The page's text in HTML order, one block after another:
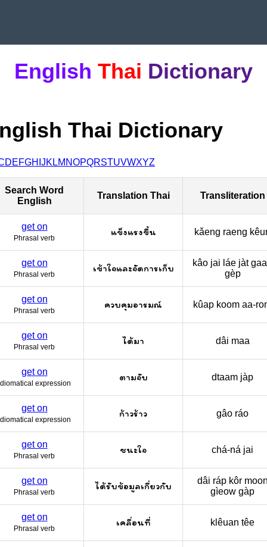
English Thai Dictionary
Thai Dictionary
DEFGH JK LM NOPQRSTUVWXYZ
Search Word
English
Translation Thai Transliteration
get on
Phrasal verb
แข็งแรงขึ้น kǎeng raeng
get on
Phrasal verb
เข้าใจและจัดการเก็บ
kâo jai láe jàt
gèp
get on
Phrasal verb
ควบคุมอารมณ์ kûap koom aa-
get on
Phrasal verb
ได้มา dâi maa
get on
expression
ตามจับ dtaam jàp
get on
expression
ก้าวร้าว gâo ráo
get on
Phrasal verb
ชนะใจ chá-ná jai
get on
Phrasal verb
ได้รับข้อมูลเกี่ยวกับ
dâi ráp kôr
gìeow gàp
get on
Phrasal verb
เคลื่อนที่ klêuan têe